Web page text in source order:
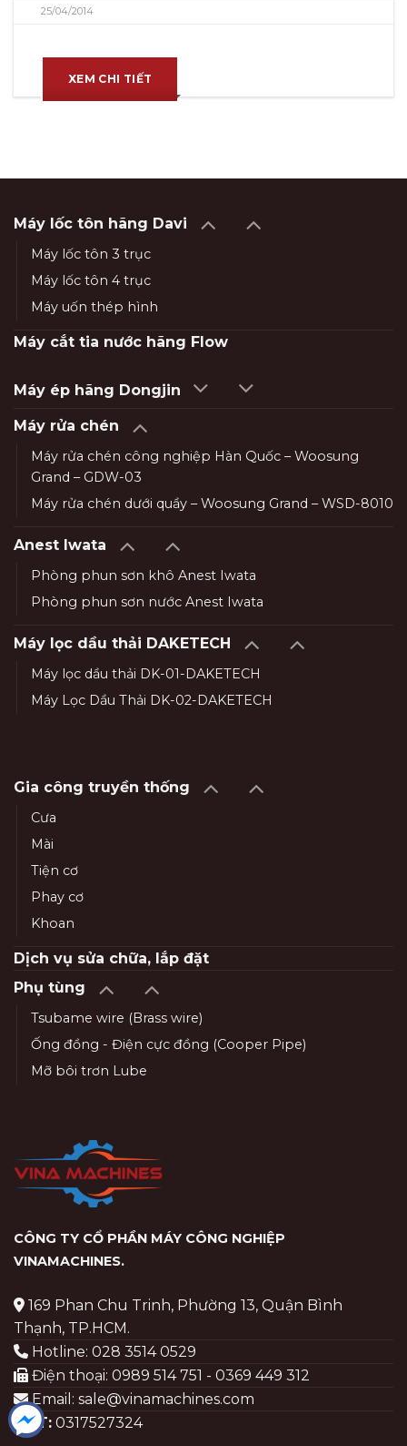
25/04/2014
XEM CHI TIẾT
Máy lốc tôn hãng Davi
Máy lốc tôn 3 trục
Máy lốc tôn 4 trục
Máy uốn thép hình
Máy cắt tia nước hãng Flow
Máy ép hãng Dongjin
Máy rửa chén
Máy rửa chén công nghiệp Hàn Quốc – Woosung
Grand – GDW-03
Máy rửa chén dưới quầy – Woosung Grand – WSD-8010
Anest Iwata
Phòng phun sơn khô Anest Iwata
Phòng phun sơn nước Anest Iwata
Máy lọc dầu thải DAKETECH
Máy lọc dầu thải DK-01-DAKETECH
Máy Lọc Dầu Thải DK-02-DAKETECH
Gia công truyền thống
Cưa
Mài
Tiện cơ
Phay cơ
Khoan
Dịch vụ sửa chữa, lắp đặt
Phụ tùng
Tsubame wire (Brass wire)
Ống đồng - Điện cực đồng (Cooper Pipe)
Mỡ bôi trơn Lube
CÔNG TY CỔ PHẦN MÁY CÔNG NGHIỆP
VINAMACHINES.
169 Phan Chu Trinh, Phường 13, Quận Bình
Thạnh, TP.HCM.
Hotline: 028 3514 0529
Điện thoại: 0989 514 751 - 0369 449 312
Email: sale@vinamachines.com
MST: 0317527324